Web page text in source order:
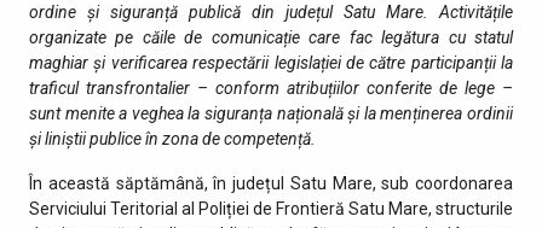
ordine și siguranță publică din județul Satu Mare. Activitățile
organizate pe căile de comunicație care fac legătura cu statul
maghiar și verificarea respectării legislației de către participanții la
traficul transfrontalier – conform atribuțiilor conferite de lege –
sunt menite a veghea la siguranța națională și la menținerea ordinii
și liniștii publice în zona de competență.
În această săptămână, în județul Satu Mare, sub coordonarea
Serviciului Teritorial al Poliției de Frontieră Satu Mare, structurile